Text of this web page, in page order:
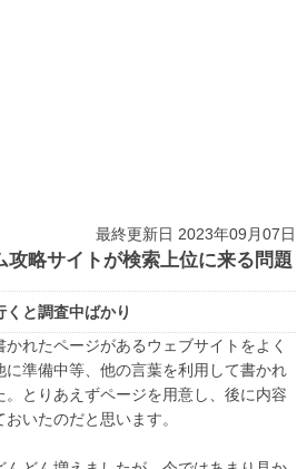
最終更新日 2023年09月07日
攻略サイトが検索上位に来る問題
と調査中ばかり
れたページがあるウェブサイトをよく
に準備中等、他の言葉を利用して書かれ
とりあえずページを用意し、後に内容
いたのだと思います。